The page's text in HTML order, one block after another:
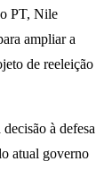
PT, Nile
ampliar a
de reeleição
à defesa
atual governo